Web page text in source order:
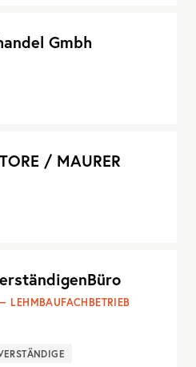
Gmbh
/ MAURER
LEHMBAUFACHBETRIEB